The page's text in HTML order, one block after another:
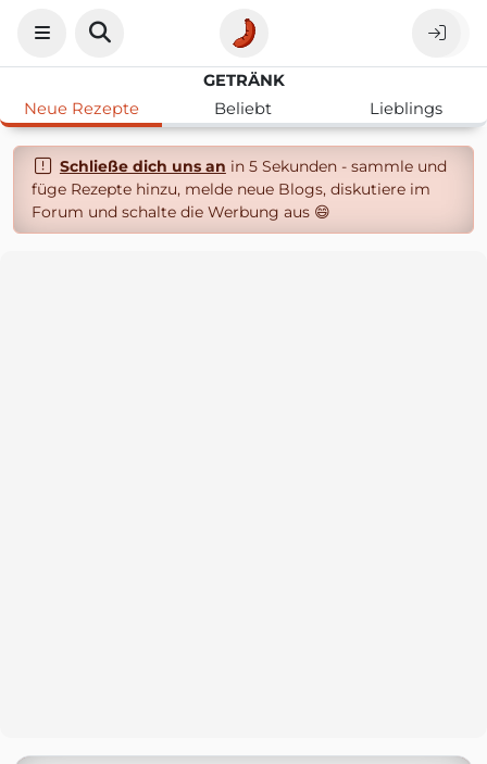
GETRÄNK
Neue Rezepte
Beliebt Lieblings
Schließe dich uns an in 5 Sekunden - sammle und
füge Rezepte hinzu, melde neue Blogs, diskutiere im
Forum und schalte die Werbung aus 😄